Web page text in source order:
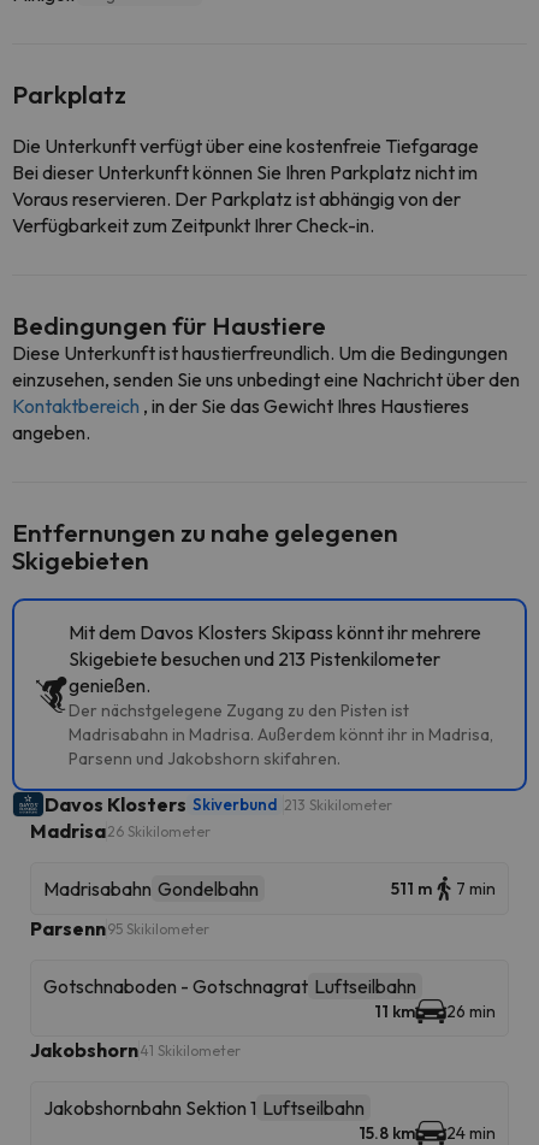
Parkplatz
Die Unterkunft verfügt über eine kostenfreie Tiefgarage
Bei dieser Unterkunft können Sie Ihren Parkplatz nicht im
Voraus reservieren. Der Parkplatz ist abhängig von der
Verfügbarkeit zum Zeitpunkt Ihrer Check-in.
Bedingungen für Haustiere
Diese Unterkunft ist haustierfreundlich. Um die Bedingungen
einzusehen, senden Sie uns unbedingt eine Nachricht über den
Kontaktbereich , in der Sie das Gewicht Ihres Haustieres
angeben.
Entfernungen zu nahe gelegenen
Skigebieten
Mit dem Davos Klosters Skipass könnt ihr mehrere
Skigebiete besuchen und 213 Pistenkilometer
genießen.
Der nächstgelegene Zugang zu den Pisten ist
Madrisabahn in Madrisa. Außerdem könnt ihr in Madrisa,
Parsenn und Jakobshorn skifahren.
Davos Klosters Skiverbund 213 Skikilometer
Madrisa26 Skikilometer
Madrisabahn Gondelbahn 511 m 7 min
Parsenn95 Skikilometer
Gotschnaboden - Gotschnagrat Luftseilbahn
11 km 26 min
Jakobshorn41 Skikilometer
Jakobshornbahn Sektion 1 Luftseilbahn
15.8 km 24 min